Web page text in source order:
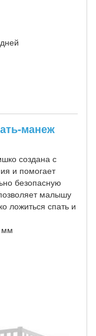
манеж
создана с
и помогает
безопасную
малышу
ложиться спать и
мм